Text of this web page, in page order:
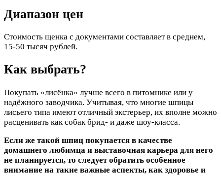
Диапазон цен
Стоимость щенка с документами составляет в среднем,
15-50 тысяч рублей.
Как выбрать?
Покупать «лисёнка» лучше всего в питомнике или у
надёжного заводчика. Учитывая, что многие шпицы
лисьего типа имеют отличный экстерьер, их вполне можно
расценивать как собак брид- и даже шоу-класса.
Если же такой шпиц покупается в качестве
домашнего любимца и выставочная карьера для него
не планируется, то следует обратить особенное
внимание на такие важные аспекты, как здоровье и